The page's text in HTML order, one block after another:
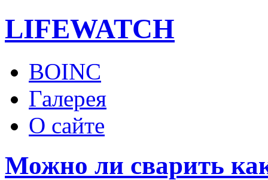
LIFEWATCH
BOINC
Галерея
О сайте
Можно ли сварить